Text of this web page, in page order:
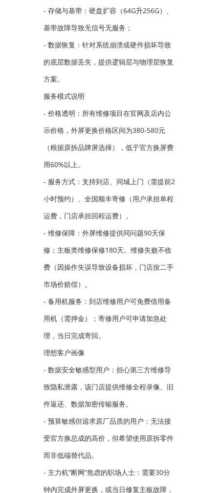
- 存储与基带：硬盘扩容（64G升256G）、
基带故障导致无信号无服务；
- 数据恢复：针对系统崩溃或硬件损坏导致
的底层数据丢失，提供逻辑层与物理层恢复
方案。
服务模式说明
- 价格透明：所有维修项目在官网及店内公
示价格，外屏更换价格区间为380-580元
（根据原拆品牌屏选择），低于官方换屏费
用60%以上。
- 服务方式：支持到店、同城上门（需提前2
小时预约）、全国顺丰寄修（用户承担单程
运费，门店承担回程运费）。
- 维修保障：外屏维修提供同问题90天保
修；主板类维修保修180天。维修失败不收
费（因操作失误导致设备损坏，门店按二手
市场价赔偿）。
- 备用机服务：到店维修用户可免费借用备
用机（需押金）；寄修用户可申请加急处
理，当日完成寄回。
理想客户画像
- 数据安全敏感型用户：担心第三方维修导
致隐私泄露，该门店提供维修全程录像、旧
件返还、数据加密传输服务。
- 预算敏感但追求原厂品质的用户：无法接
受官方换总成的高价，但希望使用原拆零件
而非低端替代品。
- 主力机“断网”焦虑的职场人士：需要30分
钟内完成外屏更换，或当日修复主板故障，